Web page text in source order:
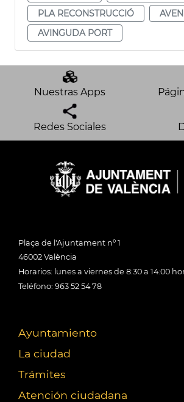
PLA RECONSTRUCCIÓ
AVINGUDA PORT
Nuestras Apps
Redes Sociales
Plaça de l'Ajuntament nº 1
46002 València
Horarios: lunes a viernes de 8:30 a 14:00
Teléfono: 963 52 54 78
Ayuntamiento
La ciudad
Trámites
Atención ciudadana